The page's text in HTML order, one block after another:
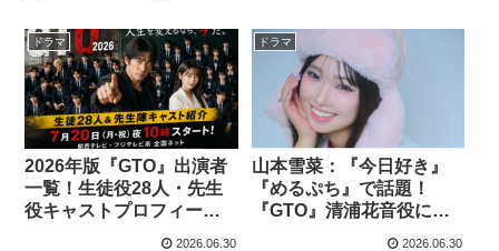
ドラマ
2026年版『GTO』出演者
一覧！生徒役28人・先生
役キャストプロフィール
2026.06.30
ドラマ
山本雪菜：『今日好き』
『めるぷち』で話題！
『GTO』清浦花音役に抜
2026.06.30